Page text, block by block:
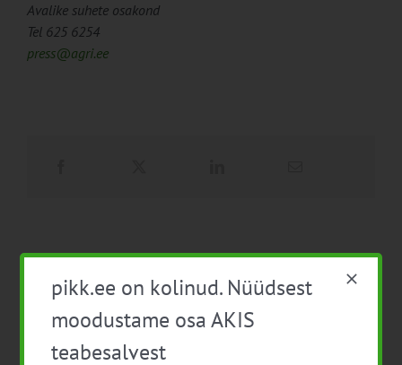
Avalike suhete osakond
Tel 625 6254
press@agri.ee
teabesalve
1. august 2026
Ammendatud turbaalad
pikk.ee on kolinud. Nüüdsest
moodustame osa AKIS
teabesalvest